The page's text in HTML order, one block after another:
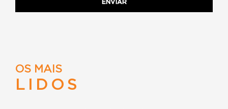
OS MAIS
LIDOS